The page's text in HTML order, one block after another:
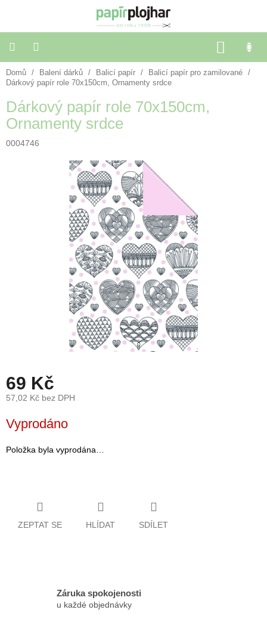
KOŠÍK
Balení
dárků
Dekorace
a
doplňky
Novinky
Prodejny
Přihlášení
Domů / Balení dárků / Balicí papír / Balicí papír pro zamilované
/
Dárkový papír role 70x150cm, Ornamenty srdce
Dárkový papír role 70x150cm,
Ornamenty srdce
0004746
69 Kč
57,02 Kč bez DPH
cena:
Vyprodáno
Položka byla vyprodána…
ZEPTAT SE HLÍDAT SDÍLET
Záruka spokojenosti
u každé objednávky